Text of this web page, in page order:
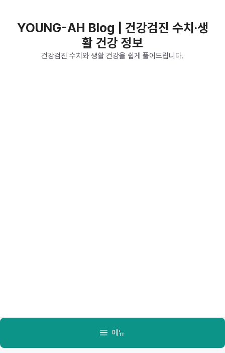
YOUNG-AH Blog | 건강검진 수치·생
활 건강 정보
건강검진 수치와 생활 건강을 쉽게 풀어드립니다.
메뉴